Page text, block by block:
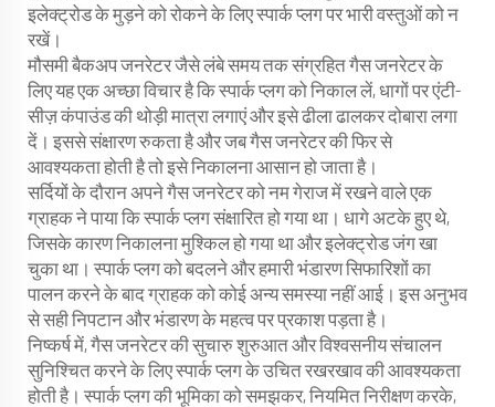
इलेक्ट्रोड के मुड़ने को रोकने के लिए स्पार्क प्लग पर भारी वस्तुओं को न
रखें।
मौसमी बैकअप जनरेटर जैसे लंबे समय तक संग्रहित गैस जनरेटर के
लिए यह एक अच्छा विचार है कि स्पार्क प्लग को निकाल लें, धागों पर एंटी-
सीज़ कंपाउंड की थोड़ी मात्रा लगाएं और इसे ढीला ढालकर दोबारा लगा
दें। इससे संक्षारण रुकता है और जब गैस जनरेटर की फिर से
आवश्यकता होती है तो इसे निकालना आसान हो जाता है।
सर्दियों के दौरान अपने गैस जनरेटर को नम गेराज में रखने वाले एक
ग्राहक ने पाया कि स्पार्क प्लग संक्षारित हो गया था। धागे अटके हुए थे,
जिसके कारण निकालना मुश्किल हो गया था और इलेक्ट्रोड जंग खा
चुका था। स्पार्क प्लग को बदलने और हमारी भंडारण सिफारिशों का
पालन करने के बाद ग्राहक को कोई अन्य समस्या नहीं आई। इस अनुभव
से सही निपटान और भंडारण के महत्व पर प्रकाश पड़ता है।
निष्कर्ष में, गैस जनरेटर की सुचारु शुरुआत और विश्वसनीय संचालन
सुनिश्चित करने के लिए स्पार्क प्लग के उचित रखरखाव की आवश्यकता
होती है। स्पार्क प्लग की भूमिका को समझकर, नियमित निरीक्षण करके,